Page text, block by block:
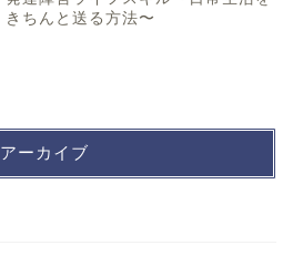
きちんと送る方法〜
アーカイブ